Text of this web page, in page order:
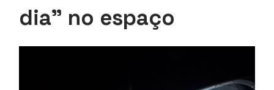
dia” no espaço